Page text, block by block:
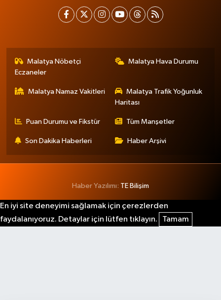
Malatya Nöbetçi
Eczaneler
Malatya Hava Durumu
Malatya Namaz Vakitleri
Malatya Trafik Yoğunluk
Haritası
Puan Durumu ve Fikstür Tüm Manşetler
Son Dakika Haberleri Haber Arşivi
Haber Yazılımı: TE Bilişim
En iyi site deneyimi sağlamak için çerezlerden
faydalanıyoruz. Detaylar için lütfen tıklayın.
Tamam